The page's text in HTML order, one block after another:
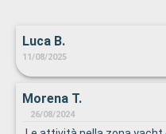
Luca B.
11/08/2025
Morena T.
26/08/2024